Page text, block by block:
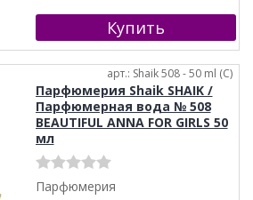
арт.: Shaik 508 - 50 ml (C)
Парфюмерия Shaik SHAIK /
Парфюмерная вода № 508
BEAUTIFUL ANNA FOR GIRLS 50
мл
Парфюмерия